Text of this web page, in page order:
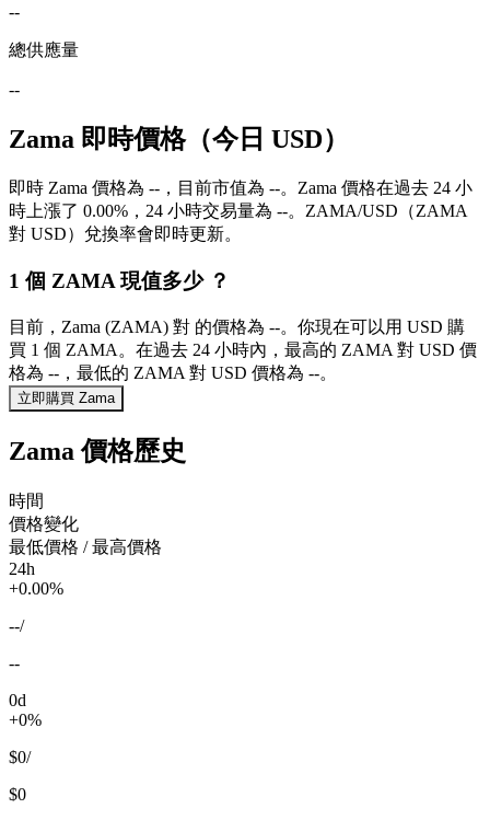
--
總供應量
--
Zama 即時價格（今日 USD）
即時 Zama 價格為 --，目前市值為 --。Zama 價格在過去 24 小
時上漲了 0.00%，24 小時交易量為 --。ZAMA/USD（ZAMA
對 USD）兌換率會即時更新。
1 個 ZAMA 現值多少 ？
目前，Zama (ZAMA) 對 的價格為 --。你現在可以用 USD 購
買 1 個 ZAMA。在過去 24 小時內，最高的 ZAMA 對 USD 價
格為 --，最低的 ZAMA 對 USD 價格為 --。
立即購買 Zama
Zama 價格歷史
時間
價格變化
最低價格 / 最高價格
24h
+0.00%
--/
--
0d
+0%
$0/
$0